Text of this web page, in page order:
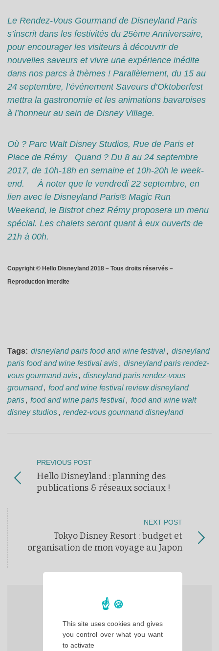
Le Rendez-Vous Gourmand de Disneyland Paris
s’inscrit dans les festivités du 25ème Anniversaire,
pour encourager les visiteurs à découvrir de
nouvelles saveurs et vivre une expérience inédite
dans nos parcs à thèmes ! Parallèlement, du 15 au
24 septembre, l’événement Saveurs d’Oktoberfest
mettra la gastronomie et les animations bavaroises
à l’honneur au sein de Disney Village.
Où ? Parc Walt Disney Studios, Rue de Paris et
Place de Rémy Quand ? Du 8 au 24 septembre
2017, de 10h-18h en semaine et 10h-20h le week-
end. À noter que le vendredi 22 septembre, en
lien avec le Disneyland Paris® Magic Run
Weekend, le Bistrot chez Rémy proposera un menu
spécial. Les chalets seront quant à eux ouverts de
21h à 00h.
Copyright © Hello Disneyland 2018 – Tous droits réservés –
Reproduction interdite
Tags: disneyland paris food and wine festival, disneyland
paris food and wine festival avis, disneyland paris rendez-
vous gourmand avis, disneyland paris rendez-vous
groumand, food and wine festival review disneyland
paris, food and wine paris festival, food and wine walt
disney studios, rendez-vous gourmand disneyland
PREVIOUS POST
Hello Disneyland : planning des
publications & réseaux sociaux !
NEXT POST
Tokyo Disney Resort : budget et
organisation de mon voyage au Japon
This site uses cookies and gives
you control over what you want
to activate